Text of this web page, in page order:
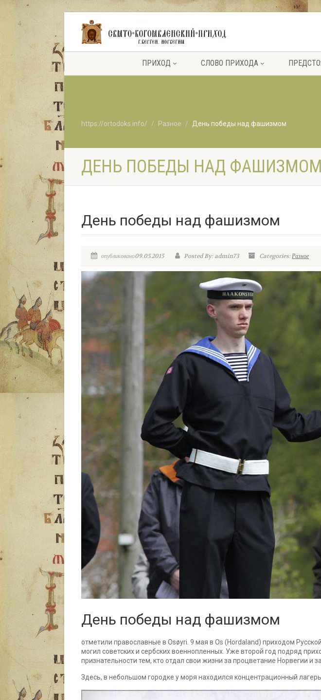
ПРИХОД СЛОВО ПРИХОДА
https://ortodoks.info/ Разное День победы над фашизмом
ДЕНЬ ПОБЕДЫ НАД ФАШИЗМОМ
День победы над фашизмом
опубликовано09.05.2015 Posted By: admin73 Categories:Разное
День победы над фашизмом
отметили православные в Osøyri. 9 мая в Os (Hordaland) приходом
могил советских и сербских военнопленных. Уже второй год подряд
признательности тем, кто отдал свои жизни за процветание Норвегии и
Здесь, в небольшом городке у моря находился концентрационный